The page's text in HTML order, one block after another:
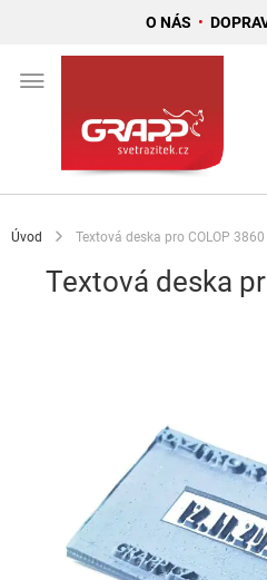
O NÁS •
Úvod Textová deska pro COLOP 3860
Textová deska